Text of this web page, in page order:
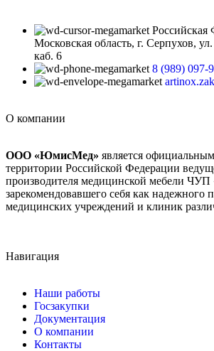
Российская
Московская область, г. Серпухов,
каб. 6
8 (989) 097-
О компании
ООО «ЮмисМед» является
территории Российской Федерации
производителя медицинской мебели ЧУП
зарекомендовавшего себя как надежного
медицинских учреждений и клиник
Навигация
Наши работы
Госзакупки
Документация
О компании
Контакты